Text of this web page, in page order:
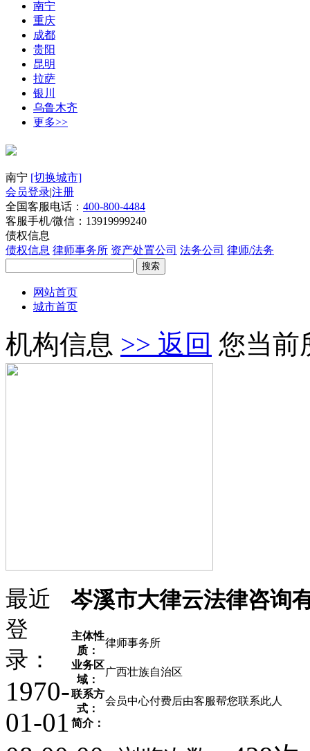
南宁
重庆
成都
贵阳
昆明
拉萨
银川
乌鲁木齐
更多>>
南宁 [切换城市]
会员登录|注册
全国客服电话： 400-800-4484
客服手机/微信：13919999240
债权信息
债权信息 律师事务所 资产处置公司 法务公司 律师/法务
搜索
网站首页
城市首页
机构信息 >> 返回 您当前
岑溪市大律云法律咨询
主体性
质：
律师事务所
业务区
域：
广西壮族自治区
联系方
式：
会员中心付费后由客服帮您联系此人
简介：
最近
登
录：
1970-
01-01